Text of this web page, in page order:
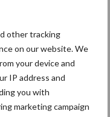
other tracking
on our website. We
your device and
IP address and
you with
marketing campaign
tips voor
is in